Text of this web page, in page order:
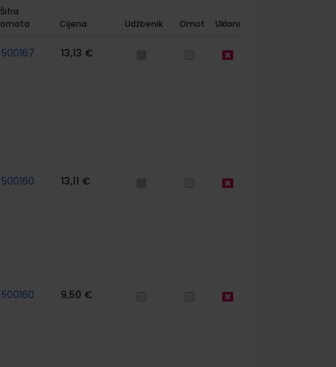
Šifra
omota
Cijena Udžbenik Omot Ukloni
500167 13,13 €
500160 13,11 €
500160 9,50 €